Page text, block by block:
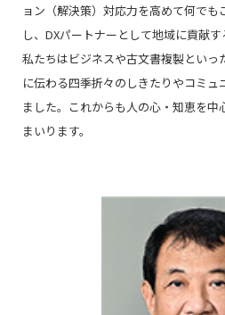
ョン（解決策）対応力を高めて何で
し、DXパートナーとして地域に貢献す
私たちはビジネスや古文書複製といっ
に伝わる四季折々のしきたりやコミ
ました。これからも人の心・知恵を中
まいります。